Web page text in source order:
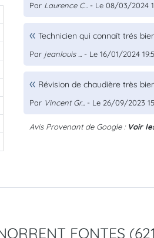
Par Laurence C... - Le 08/03/2024
Technicien qui connaît trés
Par jeanlouis ... - Le 16/01/2024
Révision de chaudière très
Par Vincent Gr... - Le 26/09/2023
Avis Provenant de Google : Voir
FONTES